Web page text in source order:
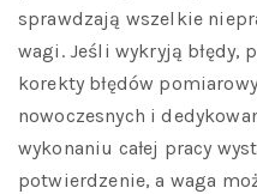
sprawdzają wszelkie
wagi. Jeśli wykryją błędy,
korekty błędów
nowoczesnych i
wykonaniu całej pracy
potwierdzenie, a waga